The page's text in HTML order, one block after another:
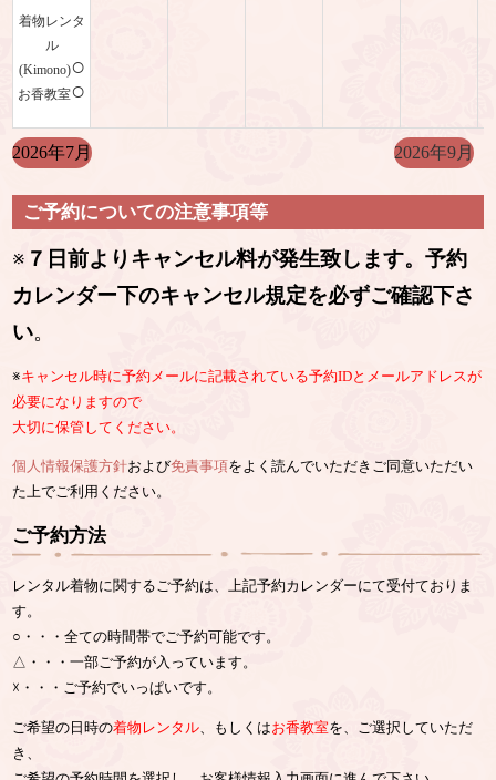
着物レンタ
ル
(Kimono)○
お香教室○
2026年7月 2026年9月
ご予約についての注意事項等
※ ７日前よりキャンセル料が発生致します。予約
カレンダー下のキャンセル規定を必ずご確認下さ
い。
※キャンセル時に予約メールに記載されている予約IDとメールアドレスが
必要になりますので
大切に保管してください。
個人情報保護方針および免責事項をよく読んでいただきご同意いただい
た上でご利用ください。
ご予約方法
レンタル着物に関するご予約は、上記予約カレンダーにて受付ておりま
す。
○・・・全ての時間帯でご予約可能です。
△・・・一部ご予約が入っています。
☓・・・ご予約でいっぱいです。
ご希望の日時の着物レンタル、もしくはお香教室を、ご選択していただ
き、